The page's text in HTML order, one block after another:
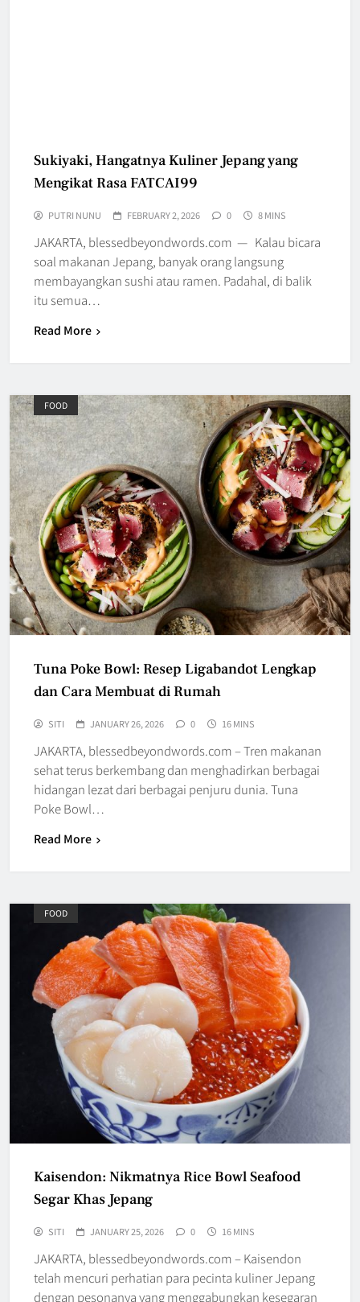
Sukiyaki, Hangatnya Kuliner Jepang yang
Mengikat Rasa FATCAI99
PUTRI NUNU FEBRUARY 2, 2026 0 8 MINS
JAKARTA, blessedbeyondwords.com — Kalau bicara
soal makanan Jepang, banyak orang langsung
membayangkan sushi atau ramen. Padahal, di balik
itu semua…
Read More
FOOD
Tuna Poke Bowl: Resep Ligabandot Lengkap
dan Cara Membuat di Rumah
SITI JANUARY 26, 2026 0 16 MINS
JAKARTA, blessedbeyondwords.com – Tren makanan
sehat terus berkembang dan menghadirkan berbagai
hidangan lezat dari berbagai penjuru dunia. Tuna
Poke Bowl…
Read More
FOOD
Kaisendon: Nikmatnya Rice Bowl Seafood
Segar Khas Jepang
SITI JANUARY 25, 2026 0 16 MINS
JAKARTA, blessedbeyondwords.com – Kaisendon
telah mencuri perhatian para pecinta kuliner Jepang
dengan pesonanya yang menggabungkan kesegaran